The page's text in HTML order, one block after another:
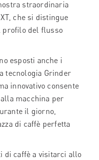
straordinaria
che si distingue
profilo del flusso
esposti anche i
tecnologia Grinder
innovativo consente
macchina per
il giorno,
di caffè perfetta
di caffè a visitarci allo